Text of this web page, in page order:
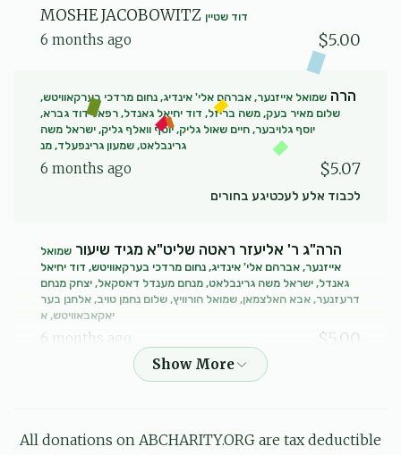
MOSHE JACOBOWITZ דוד שטיין
6 months ago $5.00
הרה שמואל אייזנער, אברהם אלי' אינדיג, נחום מרדכי בערקאוויטש,
שלום מאיר בעק, משה בריזל, דוד יחיאל גאנדל, רפאל דוד גברא,
יוסף גלויבער, חיים שאול גליק, יוסף וואלף גליק, ישראל משה
גרינבלאט, שמעון גרינפעלד, מנ
6 months ago $5.07
לכבוד אלע לעכטיגע בחורים
הרה"ג ר' אליעזר ראטה שליט"א מגיד שיעור שמואל
אייזנער, אברהם אלי' אינדיג, נחום מרדכי בערקאוויטש, דוד יחיאל
גאנדל, ישראל משה גרינבלאט, מנחם מענדל דאסקאל, יצחק מנחם
דרעזנער, אבא האלצמאן, שמואל הורוויץ, שלום נחמן טויב, אלחנן בער
יאקאבאוויטש, א
6 months ago $5.00
לכבוד התלמידים החשובים, תלמידים הנקראים בנים, חזקו
Mayer Fuxדוד שטיין
All donations on ABCHARITY.ORG are tax deductible